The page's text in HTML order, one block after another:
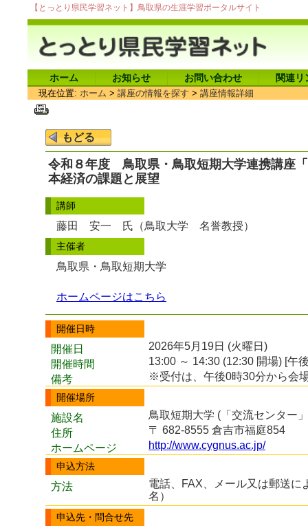
【とっとり県民学習ネット】鳥取県の生涯学習ポータルサイト
ホーム お知らせ お問い合わせ 関連リ
現在位置: ホーム > 講座の情報を探す > 講座情報詳細
令和８年度 鳥取県・鳥取短期大学連携講座
本経済の課題と展望
講師
藤田 安一 氏（鳥取大学 名誉教授）
主催者
鳥取県・鳥取短期大学
ホームページはこちら
開催日時
開催日
2026年5月19日 (火曜日)
開催時間
13:00 ～ 14:30 (12:30 開場) [午
備考
※受付は、午後0時30分から会
開催場所
施設名
鳥取短期大学 (「交流センタ
住所
〒 682-8555 倉吉市福庭854
ホームページ
http://www.cygnus.ac.jp/
申込方法
方法
電話、FAX、メール又は郵送に
名）
申込先・問合せ先